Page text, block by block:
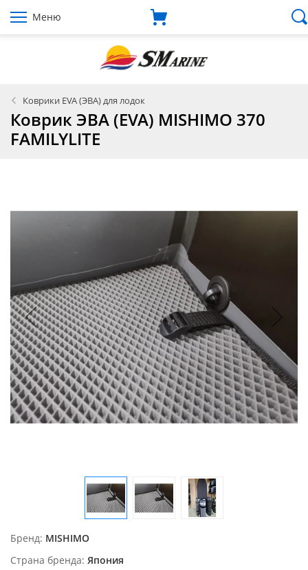
Меню
Коврики EVA (ЭВА) для лодок
Коврик ЭВА (EVA) MISHIMO 370
FAMILYLITE
Бренд MISHIMO
Страна бренда Япония